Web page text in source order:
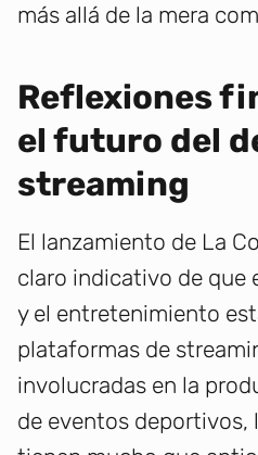
más allá de la mera
Reflexiones
el futuro del
streaming
El lanzamiento de La
claro indicativo de que
y el entretenimiento
plataformas de
involucradas en la
de eventos deportivos,